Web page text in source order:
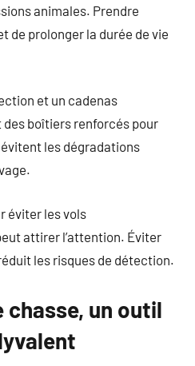
animales. Prendre
de prolonger la durée de vie
et un cadenas
boîtiers renforcés pour
les dégradations
éviter les vols
attirer l’attention. Éviter
les risques de détection.
chasse, un outil